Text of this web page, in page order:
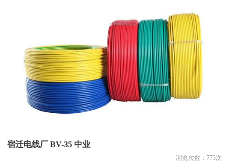
宿迁电线厂 BV-35 中业
浏览次数： 773次